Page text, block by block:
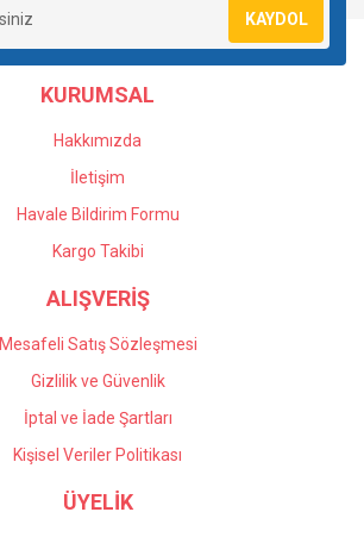
KAYDOL
KURUMSAL
Hakkımızda
İletişim
Havale Bildirim Formu
Kargo Takibi
ALIŞVERİŞ
Mesafeli Satış Sözleşmesi
Gizlilik ve Güvenlik
İptal ve İade Şartları
Kişisel Veriler Politikası
ÜYELİK